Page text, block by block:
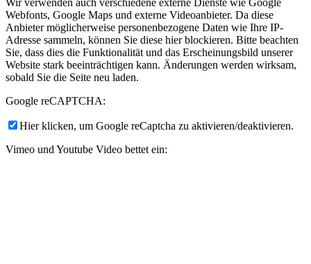
Webfonts, Google Maps und externe Videoanbieter. Da diese
Anbieter möglicherweise personenbezogene Daten wie Ihre IP-
Adresse sammeln, können Sie diese hier blockieren. Bitte beachten
Sie, dass dies die Funktionalität und das Erscheinungsbild unserer
Website stark beeinträchtigen kann. Änderungen werden wirksam,
sobald Sie die Seite neu laden.
Google reCAPTCHA:
Hier klicken, um Google reCaptcha zu aktivieren/deaktivieren.
Vimeo und Youtube Video bettet ein: